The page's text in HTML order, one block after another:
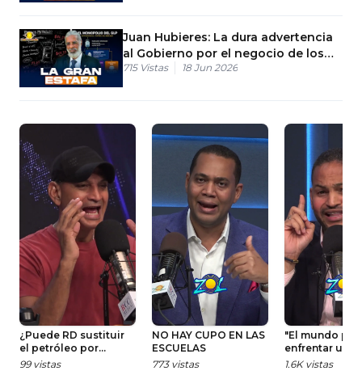
Juan Hubieres: La dura advertencia
al Gobierno por el negocio de los
combustibles
715 Vistas 18 Jun 2026
¿Puede RD sustituir
el petróleo por
energía solar?
99 vistas
NO HAY CUPO EN LAS
ESCUELAS
773 vistas
"El mundo
enfrentar una
próxima
1.6K vistas